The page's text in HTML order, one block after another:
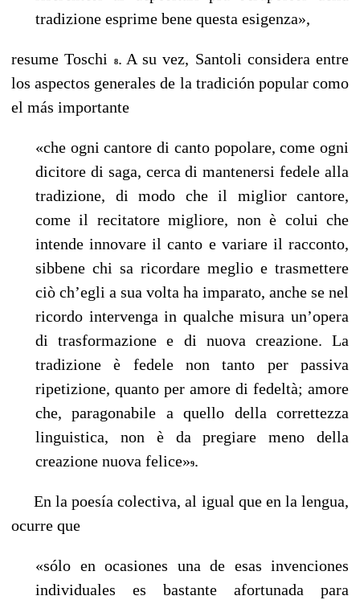
tradizione esprime bene questa esigenza»,
resume Toschi 8. A su vez, Santoli considera entre
los aspectos generales de la tradición popular como
el más importante
«che ogni cantore di canto popolare, come ogni
dicitore di saga, cerca di mantenersi fedele alla
tradizione, di modo che il miglior cantore,
come il recitatore migliore, non è colui che
intende innovare il canto e variare il racconto,
sibbene chi sa ricordare meglio e trasmettere
ciò ch’egli a sua volta ha imparato, anche se nel
ricordo intervenga in qualche misura un’opera
di trasformazione e di nuova creazione. La
tradizione è fedele non tanto per passiva
ripetizione, quanto per amore di fedeltà; amore
che, paragonabile a quello della correttezza
linguistica, non è da pregiare meno della
creazione nuova felice»9.
En la poesía colectiva, al igual que en la lengua,
ocurre que
«sólo en ocasiones una de esas invenciones
individuales es bastante afortunada para